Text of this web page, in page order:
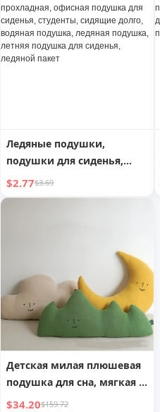
начальной школы,
всесезонная, унисекс
Ледяные подушки,
подушки для сиденья,
летняя дышащая,
прохладная, офисная
подушка, летняя подушка
для сиденья, ледяной
пакет
$2.77$3.69
Детская милая плюшевая
подушка для сна, мягкая и
удобная подушка для
$34.20$159.72